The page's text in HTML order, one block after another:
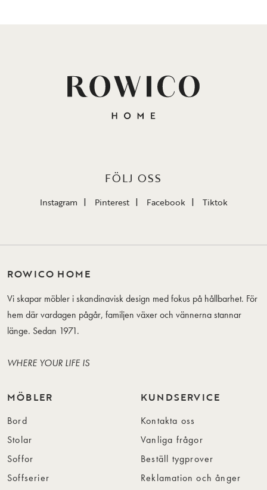
FÖLJ OSS
Instagram Pinterest Facebook Tiktok
ROWICO HOME
Vi skapar möbler i skandinavisk design med fokus på hållbarhet. För
hem där vardagen pågår, familjen växer och vännerna stannar
länge. Sedan 1971.
WHERE YOUR LIFE IS
MÖBLER
Bord
Stolar
Soffor
Soffserier
KUNDSERVICE
Kontakta oss
Vanliga frågor
Beställ tygprover
Reklamation och ånger